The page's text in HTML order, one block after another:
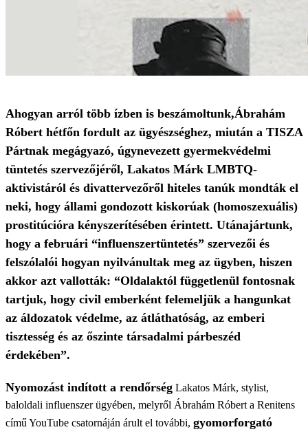
Ahogyan arról több ízben is beszámoltunk,Ábrahám
Róbert hétfőn fordult az ügyészséghez, miután a TISZA
Pártnak megágyazó, úgynevezett gyermekvédelmi
tüntetés szervezőjéről, Lakatos Márk LMBTQ-
aktivistáról és divattervezőről hiteles tanúk mondták el
neki, hogy állami gondozott kiskorúak (homoszexuális)
prostitúcióra kényszerítésében érintett. Utánajártunk,
hogy a februári “influenszertüntetés” szervezői és
felszólalói hogyan nyilvánultak meg az ügyben, hiszen
akkor azt vallották: “Oldalaktól függetlenül fontosnak
tartjuk, hogy civil emberként felemeljük a hangunkat
az áldozatok védelme, az átláthatóság, az emberi
tisztesség és az őszinte társadalmi párbeszéd
érdekében”.
Nyomozást indított a rendőrség Lakatos Márk, stylist,
baloldali influenszer ügyében, melyről Ábrahám Róbert a Renitens
című YouTube csatornáján árult el további, gyomorforgató